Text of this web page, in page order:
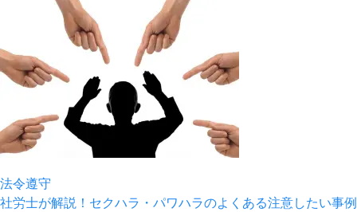
法令遵守
社労士が解説！セクハラ・パワハラのよくある注意したい事例